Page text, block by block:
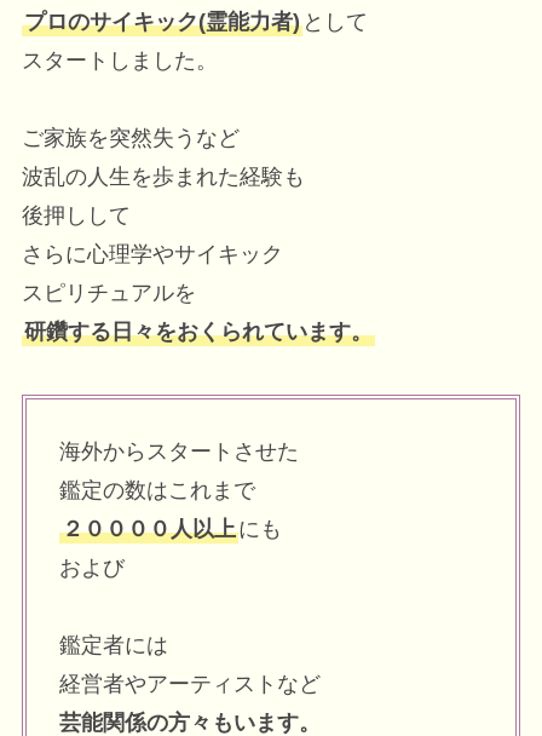
プロのサイキック(霊能力者)として
スタートしました。
ご家族を突然失うなど
波乱の人生を歩まれた経験も
後押しして
さらに心理学やサイキック
スピリチュアルを
研鑽する日々をおくられています。
海外からスタートさせた
鑑定の数はこれまで
２００００人以上にも
および
鑑定者には
経営者やアーティストなど
芸能関係の方々もいます。